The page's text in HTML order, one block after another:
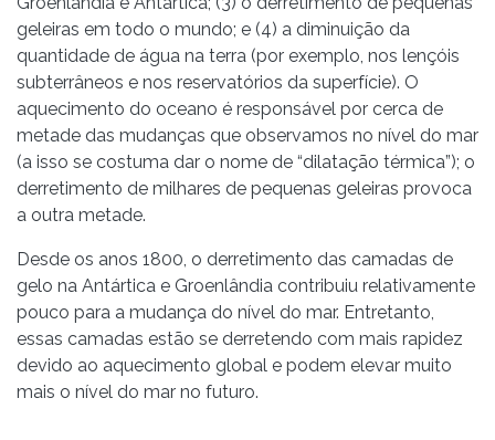
geleiras em todo o mundo; e (4) a diminuição da
quantidade de água na terra (por exemplo, nos lençóis
subterrâneos e nos reservatórios da superfície). O
aquecimento do oceano é responsável por cerca de
metade das mudanças que observamos no nível do mar
(a isso se costuma dar o nome de “dilatação térmica”); o
derretimento de milhares de pequenas geleiras provoca
a outra metade.
Desde os anos 1800, o derretimento das camadas de
gelo na Antártica e Groenlândia contribuiu relativamente
pouco para a mudança do nível do mar. Entretanto,
essas camadas estão se derretendo com mais rapidez
devido ao aquecimento global e podem elevar muito
mais o nível do mar no futuro.